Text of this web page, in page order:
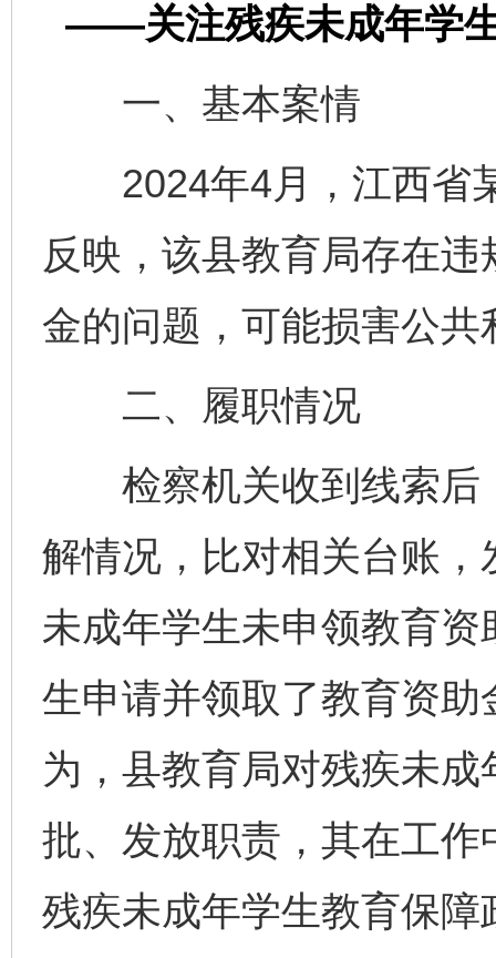
——关注残疾未成年学
一、基本案情
2024年4月，江西省
反映，该县教育局存在
金的问题，可能损害公共
二、履职情况
检察机关收到线索后
解情况，比对相关台账
未成年学生未申领教育
生申请并领取了教育资
为，县教育局对残疾未
批、发放职责，其在工
残疾未成年学生教育保